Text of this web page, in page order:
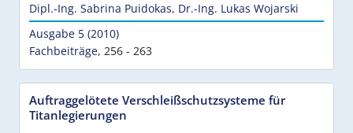
Dipl.-Ing. Sabrina Puidokas, Dr.-Ing. Lukas Wojarski
Ausgabe 5 (2010)
Fachbeiträge, 256 - 263
Auftraggelötete Verschleißschutzsysteme für
Titanlegierungen